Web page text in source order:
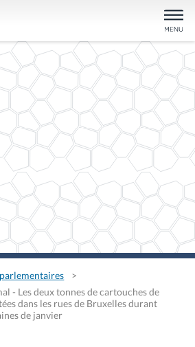
- Les deux tonnes de cartouches de
dans les rues de Bruxelles durant
de janvier